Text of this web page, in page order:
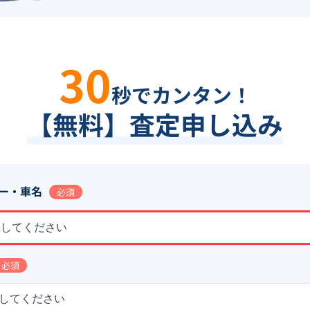
30秒でカンタン！
【無料】査定申し込み
・車名 必須
てください
必須
てください